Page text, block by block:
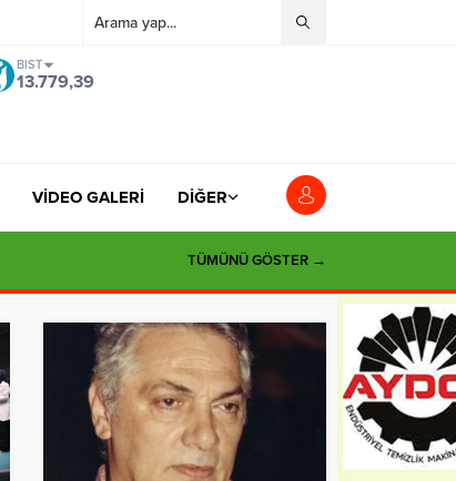
BIST
13.779,39
VİDEO GALERİ DİĞER
TÜMÜNÜ GÖSTER →